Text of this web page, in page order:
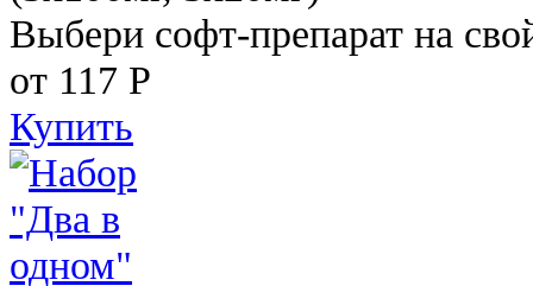
Выбери софт-препарат на
от 117 Р
Купить